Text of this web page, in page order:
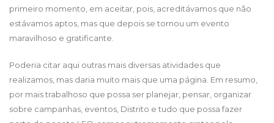
primeiro momento, em aceitar, pois, acreditávamos que não
estávamos aptos, mas que depois se tornou um evento
maravilhoso e gratificante.
Poderia citar aqui outras mais diversas atividades que
realizamos, mas daria muito mais que uma página. Em resumo,
por mais trabalhoso que possa ser planejar, pensar, organizar
sobre campanhas, eventos, Distrito e tudo que possa fazer